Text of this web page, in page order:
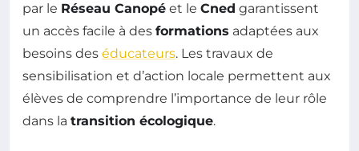
par le Réseau Canopé et le Cned garantissent
un accès facile à des formations adaptées aux
besoins des éducateurs. Les travaux de
sensibilisation et d’action locale permettent aux
élèves de comprendre l’importance de leur rôle
dans la transition écologique.